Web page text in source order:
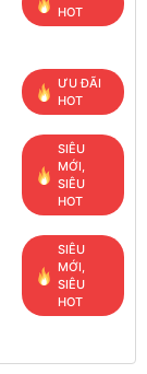
HOT
ƯU ĐÃI
HOT
SIÊU
MỚI,
SIÊU
HOT
SIÊU
MỚI,
SIÊU
HOT